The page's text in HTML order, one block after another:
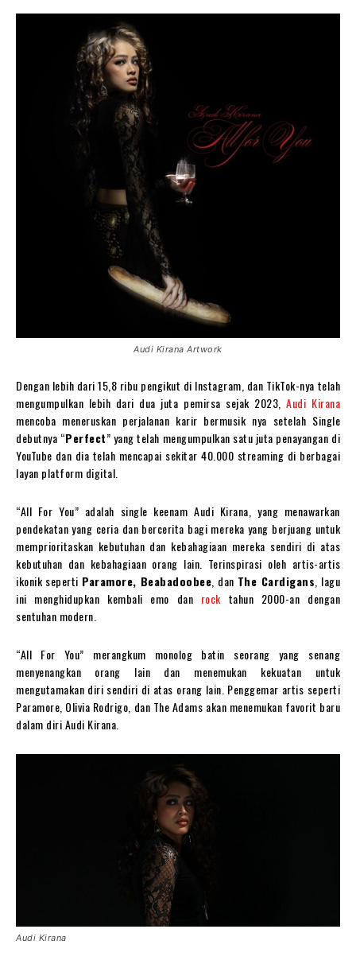
Audi Kirana Artwork
Dengan lebih dari 15,8 ribu pengikut di Instagram, dan TikTok-nya telah
mengumpulkan lebih dari dua juta pemirsa sejak 2023,Audi Kirana
mencoba meneruskan perjalanan karir bermusik nya setelah Single
debutnya “Perfect” yang telah mengumpulkan satu juta penayangan di
YouTube dan dia telah mencapai sekitar 40.000 streaming di berbagai
layan platform digital.
“All For You” adalah single keenam Audi Kirana, yang menawarkan
pendekatan yang ceria dan bercerita bagi mereka yang berjuang untuk
memprioritaskan kebutuhan dan kebahagiaan mereka sendiri di atas
kebutuhan dan kebahagiaan orang lain. Terinspirasi oleh artis-artis
ikonik seperti Paramore, Beabadoobee, dan The Cardigans, lagu
ini menghidupkan kembali emo dan rock tahun 2000-an dengan
sentuhan modern.
“All For You” merangkum monolog batin seorang yang senang
menyenangkan orang lain dan menemukan kekuatan untuk
mengutamakan diri sendiri di atas orang lain. Penggemar artis seperti
Paramore, Olivia Rodrigo, dan The Adams akan menemukan favorit baru
dalam diri Audi Kirana.
Audi Kirana